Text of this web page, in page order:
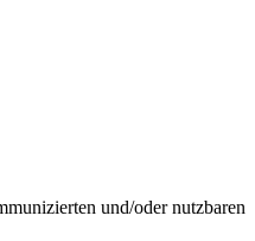
und/oder nutzbaren